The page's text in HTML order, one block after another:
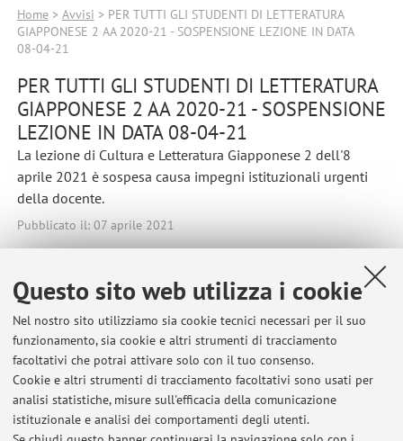
Questo sito web utilizza i cookie
Nel nostro sito utilizziamo sia cookie tecnici necessari per il suo
funzionamento, sia cookie e altri strumenti di tracciamento
facoltativi che potrai attivare solo con il tuo consenso.
Cookie e altri strumenti di tracciamento facoltativi sono usati per
analisi statistiche, misure sull'efficacia della comunicazione
istituzionale e analisi dei comportamenti degli utenti.
Home> Avvisi > PER TUTTI GLI STUDENTI DI LETTERATURA
GIAPPONESE 2 AA 2020-21 - SOSPENSIONE LEZIONE IN DATA
08-04-21
PER TUTTI GLI STUDENTI DI LETTERATURA
GIAPPONESE 2 AA 2020-21 - SOSPENSIONE
LEZIONE IN DATA 08-04-21
La lezione di Cultura e Letteratura Giapponese 2 dell'8
aprile 2021 è sospesa causa impegni istituzionali urgenti
della docente.
Pubblicato il: 07 aprile 2021
Ultimi avvisi
PER GLI STUDENTI DI LETTERATURA E CULTURA GIAPPONESE LM -
SOSPENSIONE LEZIONE 18 NOVEMBRE 2022
Pubblicato il: 18 novembre 2022
PER GLI STUDENTI DI LETTERATURA GIAPPONESE 3 - SOSPENSIONE